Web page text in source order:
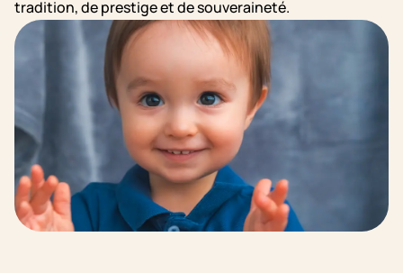
tradition, de prestige et de souveraineté.